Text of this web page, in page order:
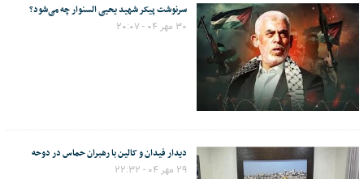
سرنوشت پیکر شهید یحیی السنوار چه می‌شود؟
۳۰ مهر ۰۴ - ۲۰:۰۷
دیدار فیدان و کالین با رهبران حماس در دوحه
۲۹ مهر ۰۴ - ۲۲:۳۲